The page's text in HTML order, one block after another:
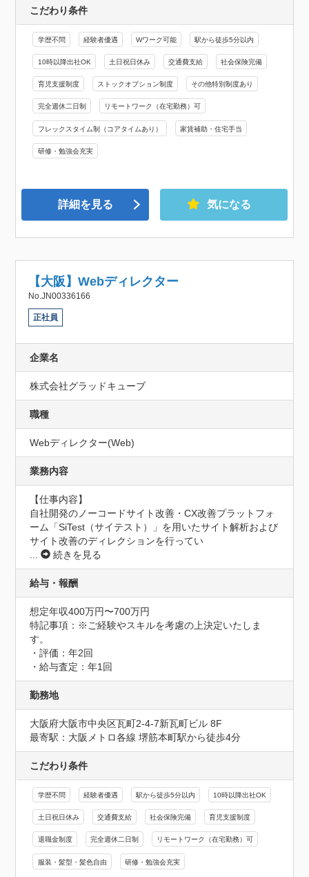
こだわり条件
学歴不問 経験者優遇 Wワーク可能 駅から徒歩5分以内
10時以降出社OK 土日祝日休み 交通費支給 社会保険完備
育児支援制度 ストックオプション制度 その他特別制度あり
完全週休二日制 リモートワーク（在宅勤務）可
フレックスタイム制（コアタイムあり） 家賃補助・住宅手当
研修・勉強会充実
詳細を見る 気になる
【大阪】Webディレクター
No.JN00336166
正社員
企業名
株式会社グラッドキューブ
職種
Webディレクター(Web)
業務内容
【仕事内容】
自社開発のノーコードサイト改善・CX改善プラットフォ
ーム「SiTest（サイテスト）」を用いたサイト解析および
サイト改善のディレクションを行ってい
...
続きを見る
給与・報酬
想定年収400万円〜700万円
特記事項：※ご経験やスキルを考慮の上決定いたしま
す。
・評価：年2回
・給与査定：年1回
勤務地
大阪府大阪市中央区瓦町2-4-7新瓦町ビル 8F
最寄駅：大阪メトロ各線 堺筋本町駅から徒歩4分
こだわり条件
学歴不問 経験者優遇 駅から徒歩5分以内 10時以降出社OK
土日祝日休み 交通費支給 社会保険完備 育児支援制度
退職金制度 完全週休二日制 リモートワーク（在宅勤務）可
服装・髪型・髪色自由 研修・勉強会充実